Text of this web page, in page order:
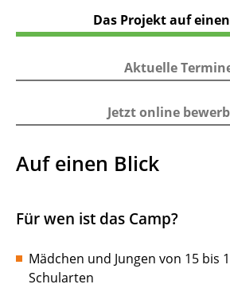
Das Projekt auf
Aktuelle
Jetzt online
Auf einen Blick
Für wen ist das Camp?
Mädchen und Jungen von 15 bis
Schularten